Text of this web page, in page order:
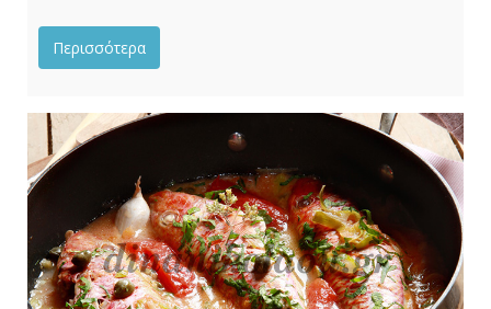
Περισσότερα